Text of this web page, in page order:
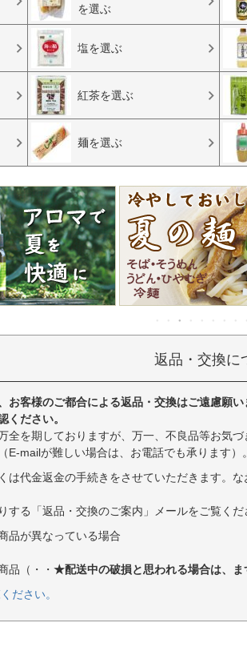
を選ぶ
塩を選ぶ
紅茶を選ぶ
麺を選ぶ
返品・交換に
お客様のご都合による返品・交換はご遠慮願い
ください。
全を期しておりますが、万一、不良品等お気づ
（E-mailが難しい場合は、お電話でも承ります）。
は代金返金の手続きをさせていただきます。
する「返品・交換のご案内」メールをご覧くだ
品が異なっている場合
品（・・ ★配送中の破損と思われる場合は、
ださい。